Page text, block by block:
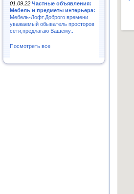
01.09.22 Частные объявления:
Мебель и предметы интерьера:
Мебель-Лофт.Доброго времени
уважаемый обыватель просторов
сети,предлагаю Вашему..
Посмотреть все